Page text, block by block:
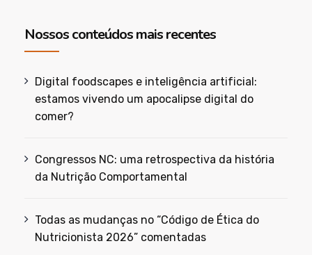
Nossos conteúdos mais recentes
Digital foodscapes e inteligência artificial:
estamos vivendo um apocalipse digital do
comer?
Congressos NC: uma retrospectiva da história
da Nutrição Comportamental
Todas as mudanças no “Código de Ética do
Nutricionista 2026” comentadas